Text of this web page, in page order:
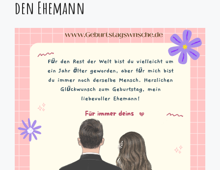
den Ehemann